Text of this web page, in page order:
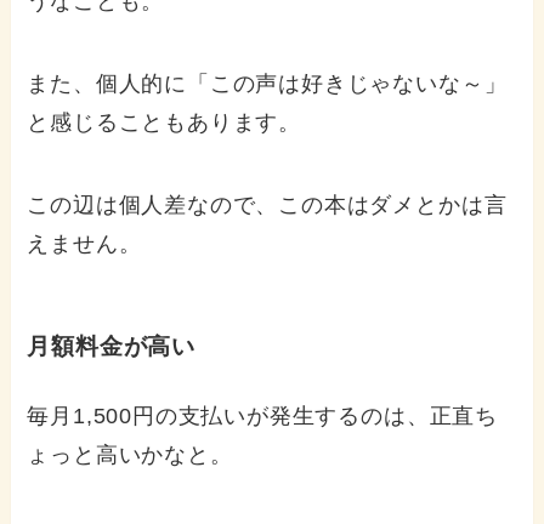
また、個人的に「この声は好きじゃないな～」
と感じることもあります。
この辺は個人差なので、この本はダメとかは言
えません。
月額料金が高い
毎月1,500円の支払いが発生するのは、正直ち
ょっと高いかなと。